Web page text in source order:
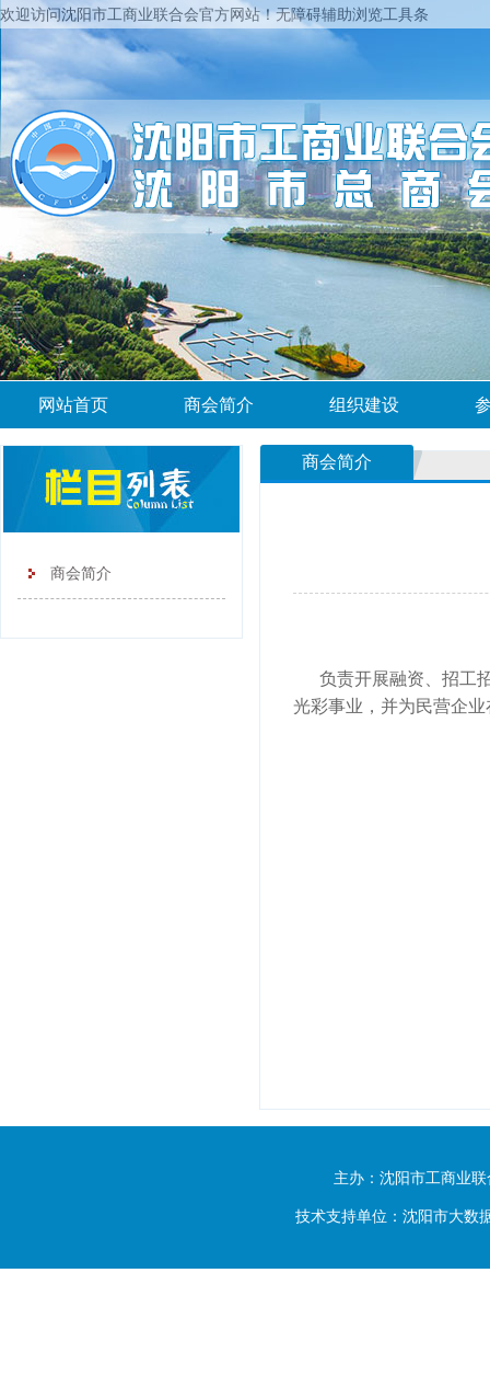
欢迎访问沈阳市工商业联合会官方网站！无障碍辅助浏览工具条
网站首页 商会简介 组织建设
商会简介
商会简介
负责开展融资、招工
光彩事业，并为民营企
主办：沈阳市工商业
技术支持单位：沈阳市大数